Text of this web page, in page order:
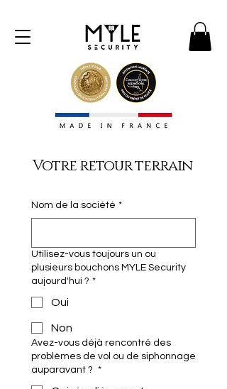
Votre retour terrain
Nom de la société *
Utilisez-vous toujours un ou
plusieurs bouchons MYLE Security
aujourd'hui ? *
Oui
Non
Avez-vous déjà rencontré des
problèmes de vol ou de siphonnage
auparavant ? *